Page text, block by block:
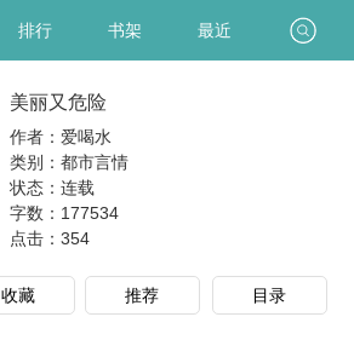
排行 书架 最近
美丽又危险
作者：爱喝水
类别：都市言情
状态：连载
字数：177534
点击： 354
收藏 推荐 目录